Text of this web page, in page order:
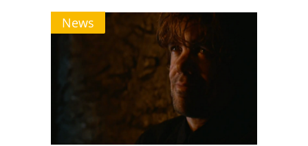
News